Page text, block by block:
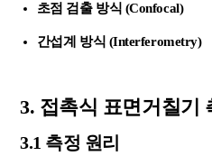
초점 검출 방식 (Confocal)
간섭계 방식 (Interferometry)
3. 접촉식 표면거칠기
3.1 측정 원리